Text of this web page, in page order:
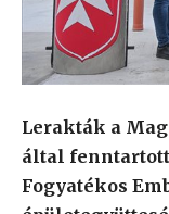
Lerakták a
által fenntartott
Fogyatékos